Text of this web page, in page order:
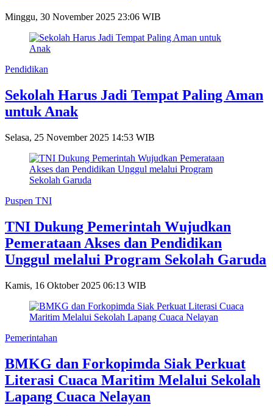
Minggu, 30 November 2025 23:06 WIB
Pendidikan
Sekolah Harus Jadi Tempat Paling Aman
untuk Anak
Selasa, 25 November 2025 14:53 WIB
Puspen TNI
TNI Dukung Pemerintah Wujudkan
Pemerataan Akses dan Pendidikan
Unggul melalui Program Sekolah Garuda
Kamis, 16 Oktober 2025 06:13 WIB
Pemerintahan
BMKG dan Forkopimda Siak Perkuat
Literasi Cuaca Maritim Melalui Sekolah
Lapang Cuaca Nelayan